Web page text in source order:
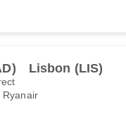
Lisbon (LIS)
Ryanair